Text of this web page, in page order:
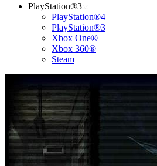
PlayStation®3
PlayStation®4
PlayStation®3
Xbox One®
Xbox 360®
Steam